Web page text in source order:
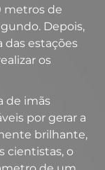
metros de
Depois,
das estações
os
de imãs
por gerar a
brilhante,
cientistas, o